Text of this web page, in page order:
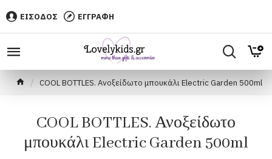
ΕΙΣΟΔΟΣ ΕΓΓΡΑΦΗ
COOL BOTTLES. Ανοξείδωτο μπουκάλι Electric Garden 500ml
COOL BOTTLES. Ανοξείδωτο
μπουκάλι Electric Garden 500ml